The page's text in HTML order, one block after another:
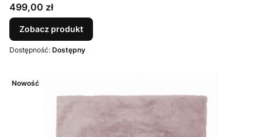
Cena
499,00 zł
Zobacz produkt
Dostępność: Dostępny
Nowość